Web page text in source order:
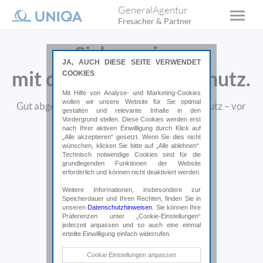
GeneralAgentur
Fresacher & Partner
Sicher reisen
mit dem passenden Schutz.
Gut abgesichert mit dem passenden Reiseschutz – vor
und während Ihrer Reise.
Online abschließen*
JA, AUCH DIESE SEITE VERWENDET
COOKIES
Mit Hilfe von Analyse- und Marketing-Cookies
wollen wir unsere Website für Sie optimal
gestalten und relevante Inhalte in den
Vordergrund stellen. Diese Cookies werden erst
nach Ihrer aktiven Einwilligung durch Klick auf
„Alle akzeptieren“ gesetzt. Wenn Sie dies nicht
wünschen, klicken Sie bitte auf „Alle ablehnen“.
Technisch notwendige Cookies sind für die
grundlegenden Funktionen der Website
erforderlich und können nicht deaktiviert werden.
Weitere Informationen, insbesondere zur
Speicherdauer und Ihren Rechten, finden Sie in
unserenDatenschutzhinweisen . Sie können Ihre
Präferenzen unter „Cookie-Einstellungen“
jederzeit anpassen und so auch eine einmal
erteilte Einwilligung einfach widerrufen.
Technische Cookies
Cookie Einstellungen anpassen